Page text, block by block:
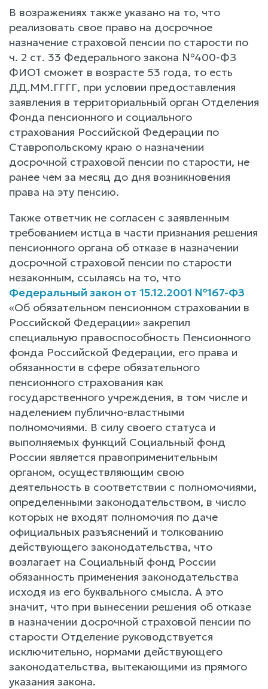
В возражениях также указано на то, что
реализовать свое право на досрочное
назначение страховой пенсии по старости по
ч. 2 ст. 33 Федерального закона №400-ФЗ
ФИО1 сможет в возрасте 53 года, то есть
ДД.ММ.ГГГГ, при условии предоставления
заявления в территориальный орган Отделения
Фонда пенсионного и социального
страхования Российской Федерации по
Ставропольскому краю о назначении
досрочной страховой пенсии по старости, не
ранее чем за месяц до дня возникновения
права на эту пенсию.
Также ответчик не согласен с заявленным
требованием истца в части признания решения
пенсионного органа об отказе в назначении
досрочной страховой пенсии по старости
незаконным, ссылаясь на то, что
Федеральный закон от 15.12.2001 №167-ФЗ
«Об обязательном пенсионном страховании в
Российской Федерации» закрепил
специальную правоспособность Пенсионного
фонда Российской Федерации, его права и
обязанности в сфере обязательного
пенсионного страхования как
государственного учреждения, в том числе и
наделением публично-властными
полномочиями. В силу своего статуса и
выполняемых функций Социальный фонд
России является правоприменительным
органом, осуществляющим свою
деятельность в соответствии с полномочиями,
определенными законодательством, в число
которых не входят полномочия по даче
официальных разъяснений и толкованию
действующего законодательства, что
возлагает на Социальный фонд России
обязанность применения законодательства
исходя из его буквального смысла. А это
значит, что при вынесении решения об отказе
в назначении досрочной страховой пенсии по
старости Отделение руководствуется
исключительно, нормами действующего
законодательства, вытекающими из прямого
указания закона.